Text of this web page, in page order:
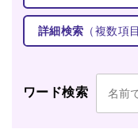
詳細検索 （複数項
ワード検索